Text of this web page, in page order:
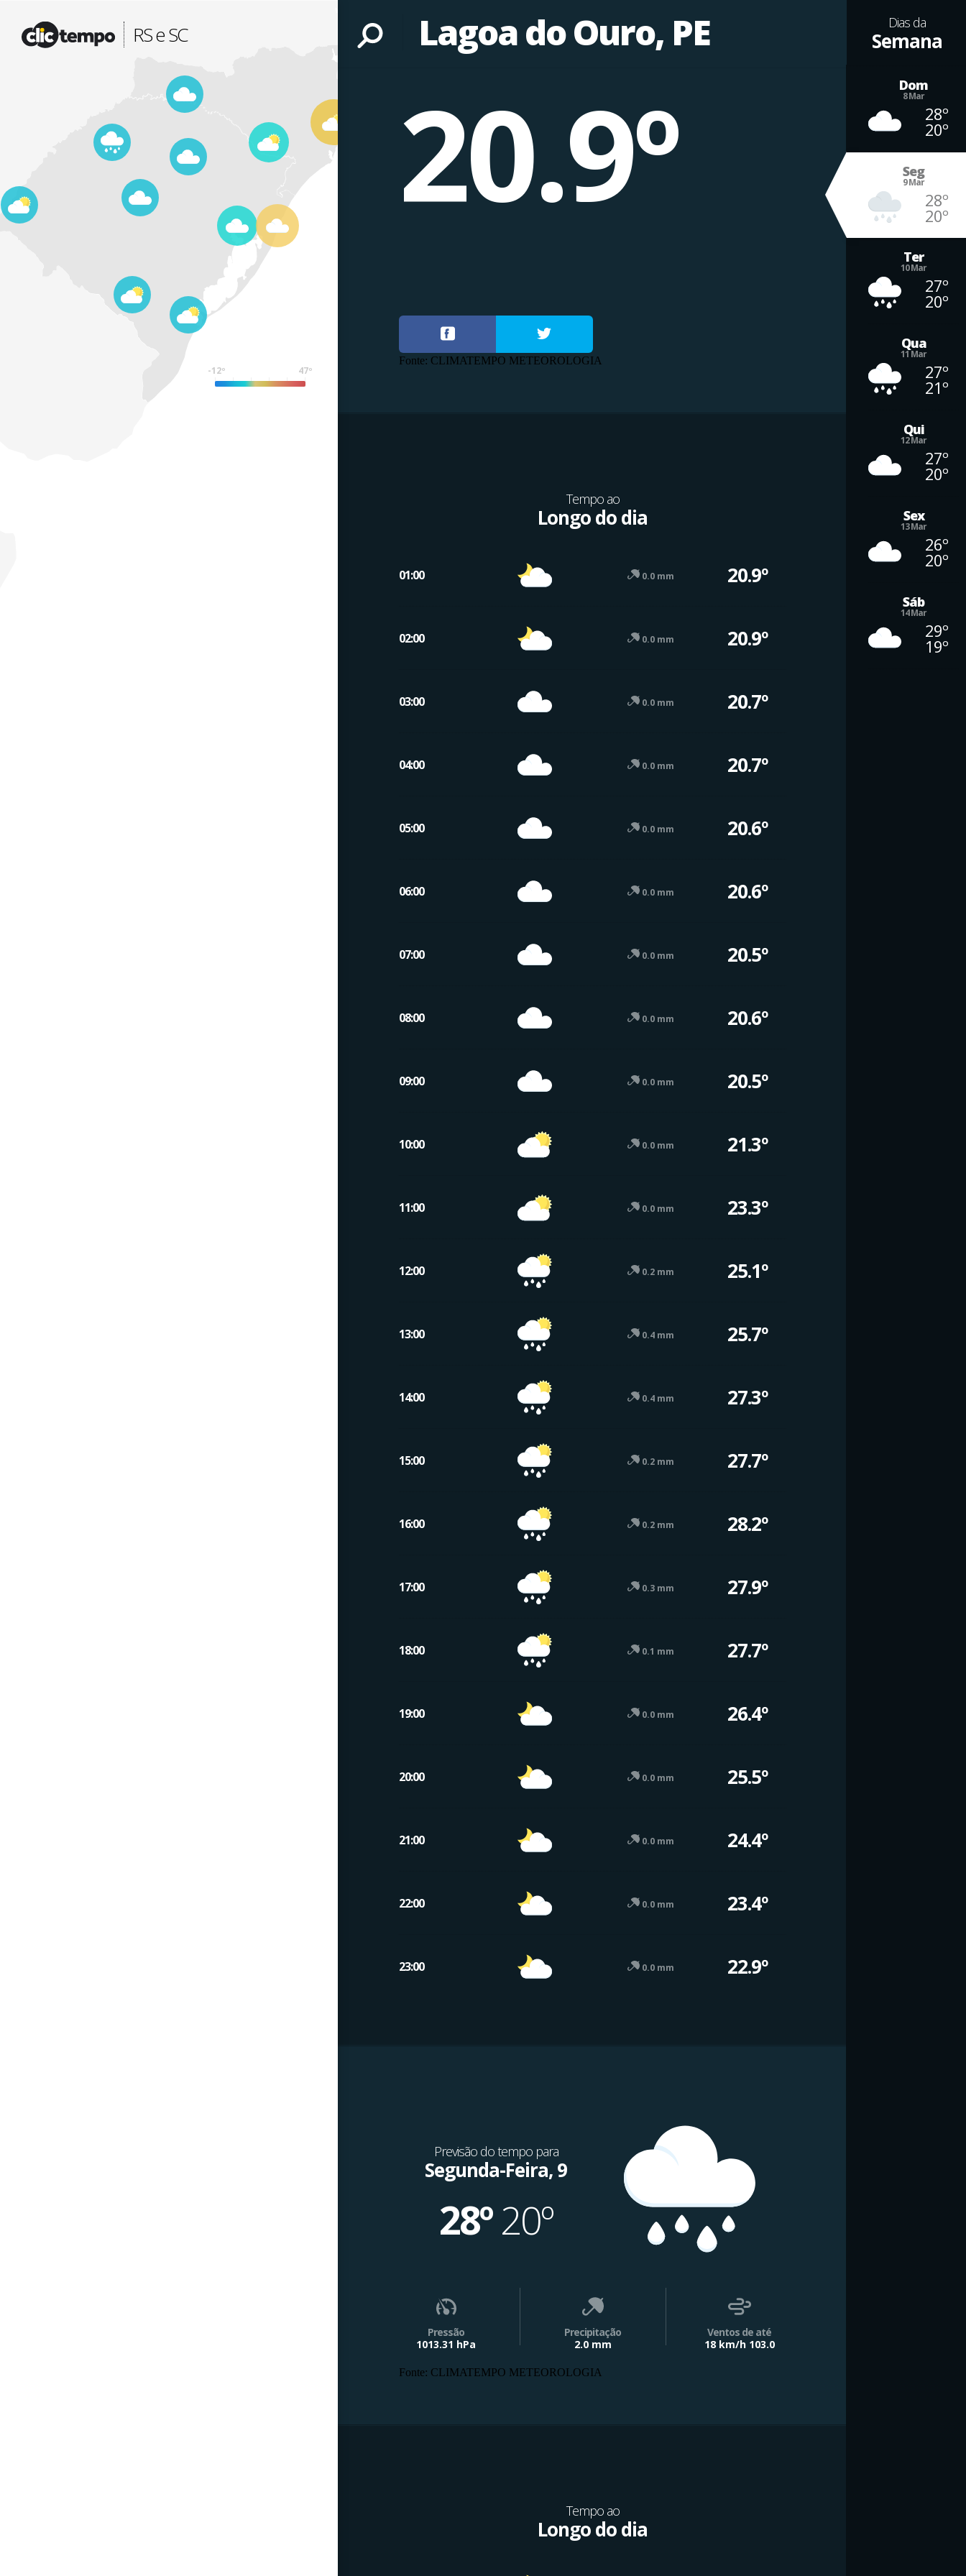
Lagoa do Ouro, PE
RS e SC
-12º 47º
20.9º
Fonte: CLIMATEMPO METEOROLOGIA
Tempo ao
Longo do dia
01:00 0.0 mm 20.9º
02:00 0.0 mm 20.9º
03:00 0.0 mm 20.7º
04:00 0.0 mm 20.7º
05:00 0.0 mm 20.6º
06:00 0.0 mm 20.6º
07:00 0.0 mm 20.5º
08:00 0.0 mm 20.6º
09:00 0.0 mm 20.5º
10:00 0.0 mm 21.3º
11:00 0.0 mm 23.3º
12:00 0.2 mm 25.1º
13:00 0.4 mm 25.7º
14:00 0.4 mm 27.3º
15:00 0.2 mm 27.7º
16:00 0.2 mm 28.2º
17:00 0.3 mm 27.9º
18:00 0.1 mm 27.7º
19:00 0.0 mm 26.4º
20:00 0.0 mm 25.5º
21:00 0.0 mm 24.4º
22:00 0.0 mm 23.4º
23:00 0.0 mm 22.9º
Previsão do tempo para
Segunda-Feira, 9
28º20º
Pressão
1013.31 hPa
Precipitação
2.0 mm
Ventos de até
18 km/h 103.0
Fonte: CLIMATEMPO METEOROLOGIA
Tempo ao
Longo do dia
Dias da
Semana
Dom
8 Mar
28º
20º
Seg
9 Mar
28º
20º
Ter
10 Mar
27º
20º
Qua
11 Mar
27º
21º
Qui
12 Mar
27º
20º
Sex
13 Mar
26º
20º
Sáb
14 Mar
29º
19º